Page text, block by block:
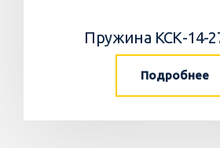
Пружина КСК-14-
Подробнее